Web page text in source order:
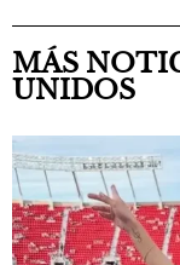
MÁS
UNIDOS